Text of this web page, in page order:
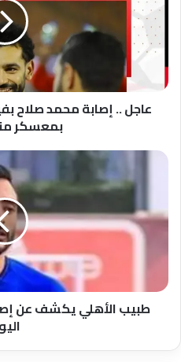
محمد
صلاح
بفيروس
كورونا
خلال
تواجده
بمعسكر
عاجل .. إصابة محمد صلاح
بمعسكر
طبيب
عن
إصابة
محمود
وحيد
مران
اليومطبيب الأهلي يكشف عن